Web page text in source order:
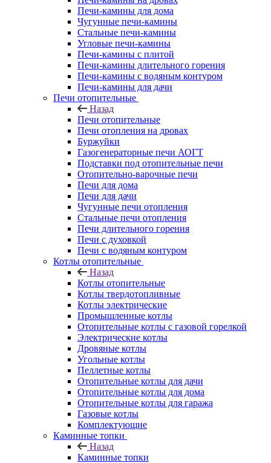
Печи-камины для дома
Чугунные печи-камины
Стальные печи-камины
Угловые печи-камины
Печи-камины с плитой
Печи-камины длительного горения
Печи-камины с водяным контуром
Печи-камины для дачи
Печи отопительные
Назад
Печи отопительные
Печи отопления на дровах
Буржуйки
Газогенераторные печи АОГТ
Подставки под отопительные печи
Отопительно-варочные печи
Печи для дома
Печи для дачи
Чугунные печи отопления
Стальные печи отопления
Печи длительного горения
Печи с духовкой
Печи с водяным контуром
Котлы отопительные
Назад
Котлы отопительные
Котлы твердотопливные
Котлы электрические
Промышленные котлы
Отопительные котлы с газовой горелкой
Электрические котлы
Дровяные котлы
Угольные котлы
Пеллетные котлы
Отопительные котлы для дачи
Отопительные котлы для дома
Отопительные котлы для гаража
Газовые котлы
Комплектующие
Каминные топки
Назад
Каминные топки